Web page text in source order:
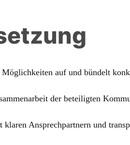
auf und bündelt
der beteiligten
Ansprechpartnern und